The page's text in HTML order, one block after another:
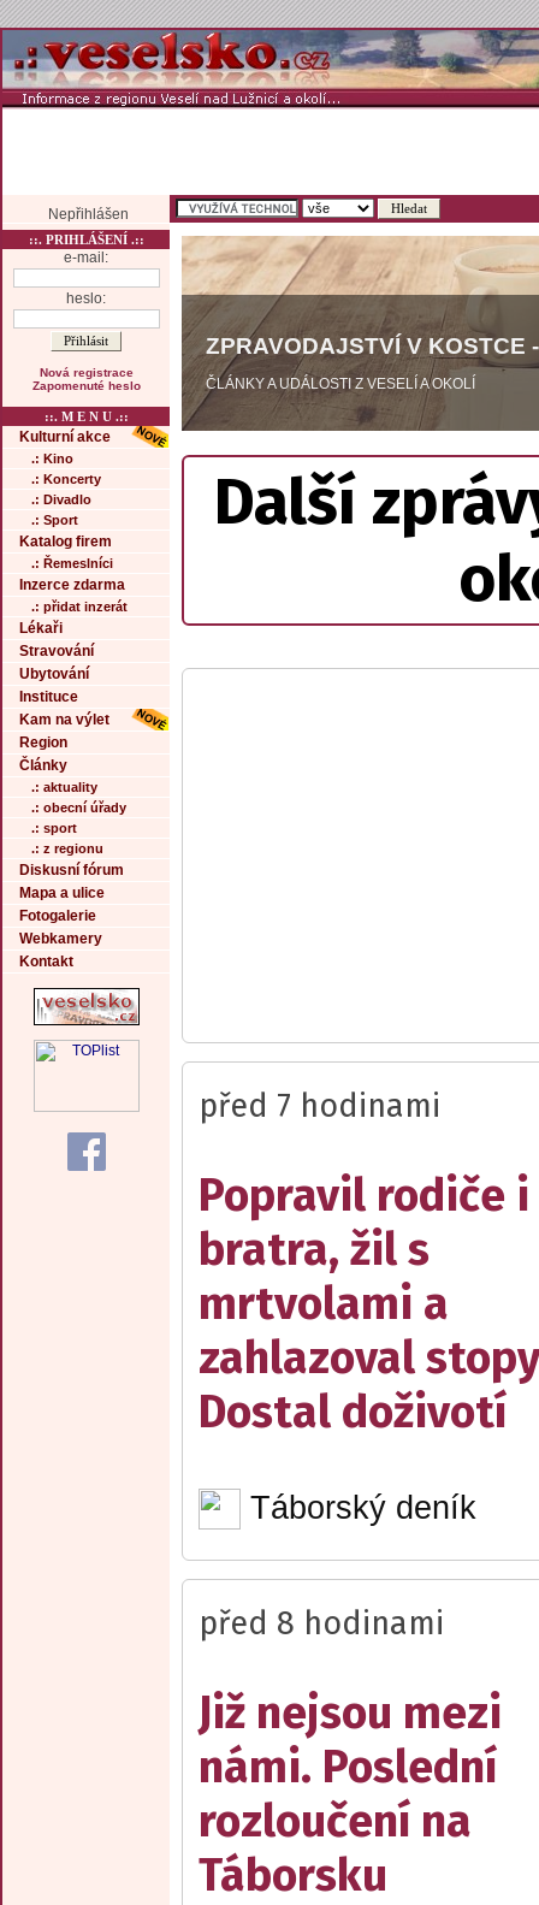
Nepřihlášen
::. PRIHLÁŠENÍ .::
e-mail:
heslo:
Nová registrace
Zapomenuté heslo
::. M E N U .::
Kulturní akce
.: Kino
.: Koncerty
.: Divadlo
.: Sport
Katalog firem
.: Řemeslníci
Inzerce zdarma
.: přidat inzerát
Lékaři
Stravování
Ubytování
Instituce
Kam na výlet
Region
Články
.: aktuality
.: obecní úřady
.: sport
.: z regionu
Diskusní fórum
Mapa a ulice
Fotogalerie
Webkamery
Kontakt
ZPRAVODAJSTVÍ V KOSTCE
ČLÁNKY A UDÁLOSTI Z VESELÍ A OKOLÍ
Další
před 7 hodinami
Popravil rodiče i
bratra, žil s
mrtvolami a
zahlazoval
Dostal doživotí
Táborský deník
před 8 hodinami
Již nejsou mezi
námi. Poslední
rozloučení na
Táborsku